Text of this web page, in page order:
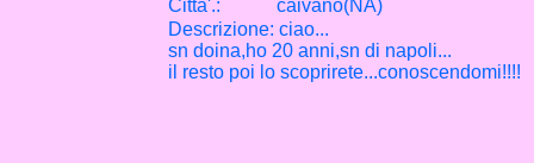
Citta'.:
caivano(NA)
Descrizione: ciao...
sn doina,ho 20 anni,sn di napoli...
il resto poi lo scoprirete...conoscendomi!!!!